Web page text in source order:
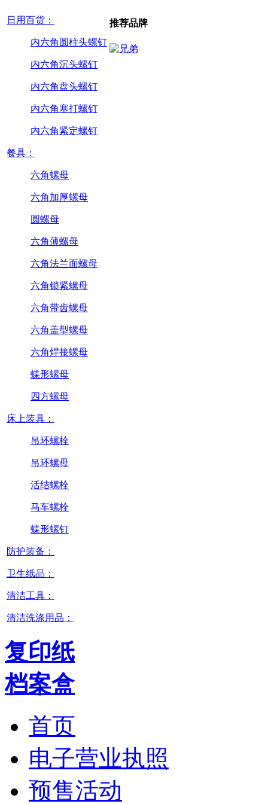
日用百货：
内六角圆柱头螺钉
内六角沉头螺钉
内六角盘头螺钉
内六角塞打螺钉
内六角紧定螺钉
餐具：
六角螺母
六角加厚螺母
圆螺母
六角薄螺母
六角法兰面螺母
六角锁紧螺母
六角带齿螺母
六角盖型螺母
六角焊接螺母
蝶形螺母
四方螺母
床上装具：
吊环螺栓
吊环螺母
活结螺栓
马车螺栓
蝶形螺钉
防护装备：
卫生纸品：
清洁工具：
清洁洗涤用品：
推荐品牌
复印纸
档案盒
首页
电子营业执照
预售活动